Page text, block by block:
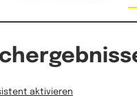
Lage.
aktivieren